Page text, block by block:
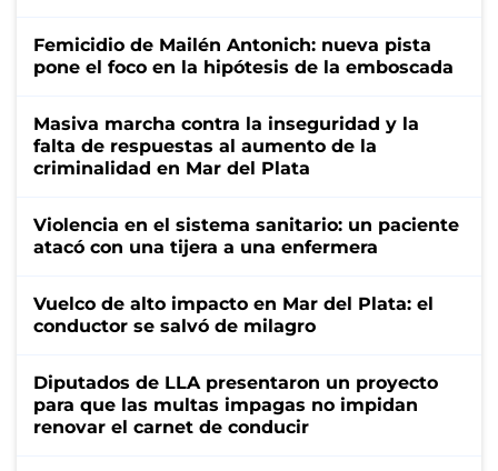
Femicidio de Mailén Antonich: nueva pista
pone el foco en la hipótesis de la emboscada
Masiva marcha contra la inseguridad y la
falta de respuestas al aumento de la
criminalidad en Mar del Plata
Violencia en el sistema sanitario: un paciente
atacó con una tijera a una enfermera
Vuelco de alto impacto en Mar del Plata: el
conductor se salvó de milagro
Diputados de LLA presentaron un proyecto
para que las multas impagas no impidan
renovar el carnet de conducir